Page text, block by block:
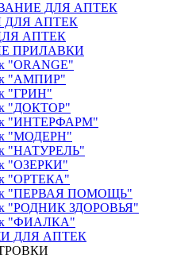
ДЛЯ АПТЕК
ДЛЯ АПТЕК
АПТЕК
ПРИЛАВКИ
"ORANGE"
"АМПИР"
"ГРИН"
"ДОКТОР"
"ИНТЕРФАРМ"
"МОДЕРН"
"НАТУРЕЛЬ"
"ОЗЕРКИ"
"ОРТЕКА"
"ПЕРВАЯ ПОМОЩЬ"
"РОДНИК ЗДОРОВЬЯ"
"ФИАЛКА"
ДЛЯ АПТЕК